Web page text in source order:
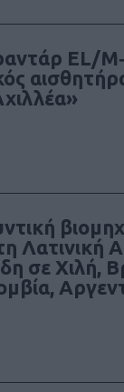
EL/
Λατινική
σε Χιλή,